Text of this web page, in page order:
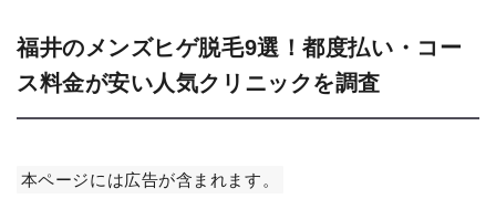
福井のメンズヒゲ脱毛9選！都度払い・コー
ス料金が安い人気クリニックを調査
本ページには広告が含まれます。